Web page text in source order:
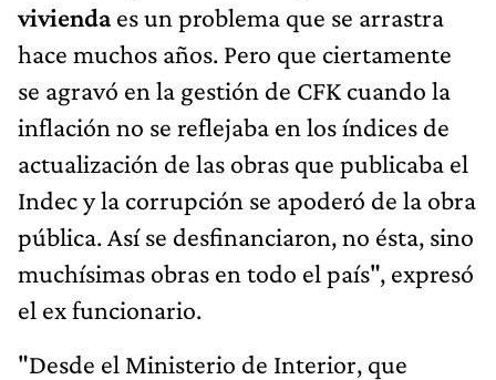
viviendaes un problema que se arrastra
hace muchos años. Pero que ciertamente
se agravó en la gestión de CFK cuando la
inflación no se reflejaba en los índices de
actualización de las obras que publicaba el
Indec y la corrupción se apoderó de la obra
pública. Así se desfinanciaron, no ésta, sino
muchísimas obras en todo el país", expresó
el ex funcionario.
"Desde el Ministerio de Interior, que